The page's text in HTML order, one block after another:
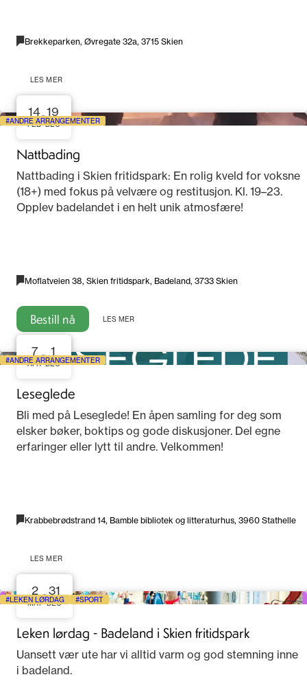
Brekkeparken, Øvregate 32a, 3715 Skien
LES MER
ANDRE ARRANGEMENTER
14
FEB
-19
DEC
Nattbading
Nattbading i Skien fritidspark: En rolig kveld for voksne
(18+) med fokus på velvære og restitusjon. Kl. 19–23.
Opplev badelandet i en helt unik atmosfære!
Moflatveien 38, Skien fritidspark, Badeland, 3733 Skien
Bestill nå LES MER
ANDRE ARRANGEMENTER
7
APR
- 1
DEC
Leseglede
Bli med på Leseglede! En åpen samling for deg som
elsker bøker, boktips og gode diskusjoner. Del egne
erfaringer eller lytt til andre. Velkommen!
Krabbebrødstrand 14, Bamble bibliotek og litteraturhus, 3960 Stathelle
LES MER
LEKEN LØRDAG SPORT
2
MAY
-31
DEC
Leken lørdag - Badeland i Skien fritidspark
Uansett vær ute har vi alltid varm og god stemning inne
i badeland.